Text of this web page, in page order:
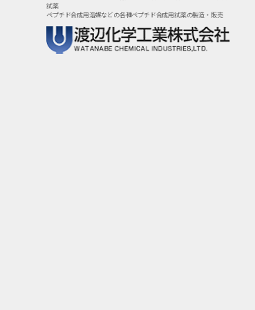
試薬
ペプチド合成用溶媒などの各種ペプチド合成用試薬の製造・販売